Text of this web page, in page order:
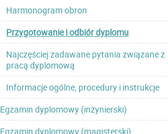
Harmonogram obron
Przygotowanie i odbiór dyplomu
Najczęściej zadawane pytania związane z
pracą dyplomową
Informacje ogólne, procedury i instrukcje
Egzamin dyplomowy (inżynierski)
Egzamin dyplomowy (magisterski)